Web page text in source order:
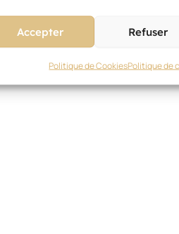
Accepter Refuser
Politique de CookiesPolitique de